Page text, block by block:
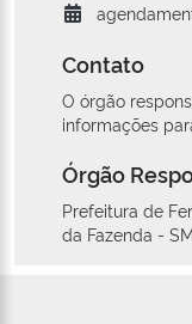
Contato
O órgão
informações
Órgão
Prefeitura de
da Fazenda -